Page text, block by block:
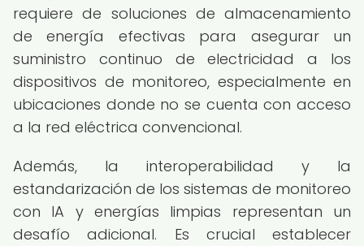
requiere de soluciones de almacenamiento
de energía efectivas para asegurar un
suministro continuo de electricidad a los
dispositivos de monitoreo, especialmente en
ubicaciones donde no se cuenta con acceso
a la red eléctrica convencional.
Además, la interoperabilidad y la
estandarización de los sistemas de monitoreo
con IA y energías limpias representan un
desafío adicional. Es crucial establecer